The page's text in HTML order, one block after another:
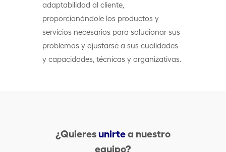
adaptabilidad al cliente,
proporcionándole los productos y
servicios necesarios para solucionar sus
problemas y ajustarse a sus cualidades
y capacidades, técnicas y organizativas.
¿Quieresunirtea nuestro
equipo?